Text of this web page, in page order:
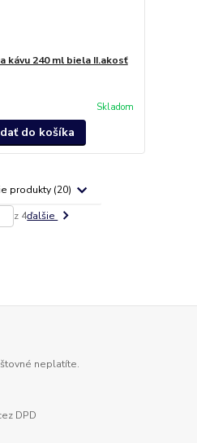
kávu 240 ml biela II.akosť
Skladom
do košíka
produkty (20)
z 4ďalšie
neplatíte.
DPD